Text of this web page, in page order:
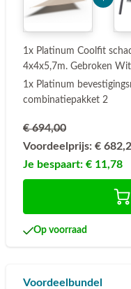
1x Platinum Coolfit
4x4x5,7m. Gebroken Wit
1x Platinum
combinatiepakket 2
€ 694,00
Voordeelprijs: €
Je bespaart: € 11,78
Op voorraad
Voordeelbundel